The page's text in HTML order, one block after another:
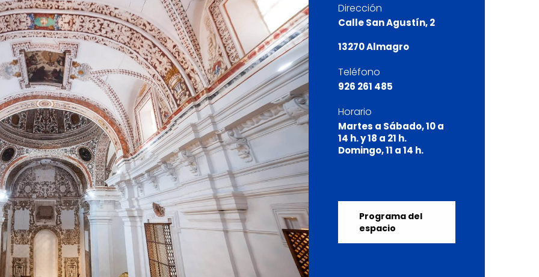
Dirección
Calle San Agustín, 2
13270 Almagro
Teléfono
926 261 485
Horario
Martes a Sábado, 10 a
14 h. y 18 a 21 h.
Domingo, 11 a 14 h.
Programa del
espacio